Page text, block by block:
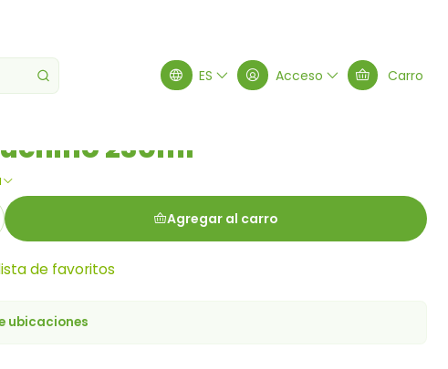
ES Acceso Carro
230ml
Agregar al carro
de favoritos
ubicaciones